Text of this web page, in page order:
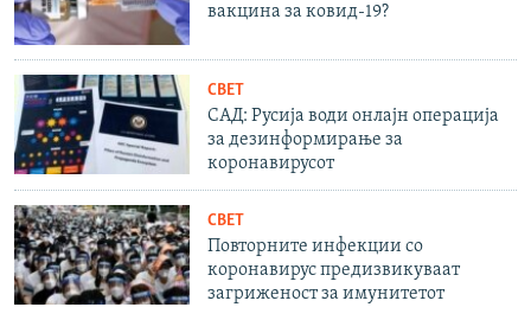
вакцина за ковид-19?
СВЕТ
САД: Русија води онлајн операција
за дезинформирање за
коронавирусот
СВЕТ
Повторните инфекции со
коронавирус предизвикуваат
загриженост за имунитетот